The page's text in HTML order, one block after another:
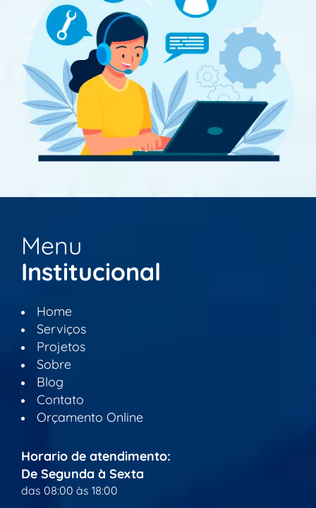
Menu
Institucional
Home
Serviços
Projetos
Sobre
Blog
Contato
Orçamento Online
Horario de atendimento:
De Segunda à Sexta
das 08:00 às 18:00